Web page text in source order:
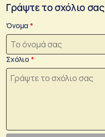
Γράψτε το σχόλιο σας
Όνομα
Σχόλιο